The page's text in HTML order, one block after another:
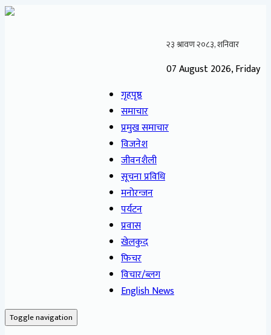
07 August 2026, Friday
गृहपृष्ठ
समाचार
प्रमुख समाचार
विजनेश
जीवनशैली
सूचना प्रविधि
मनोरन्जन
पर्यटन
प्रवास
खेलकुद
फिचर
विचार/ब्लग
English News
Toggle navigation